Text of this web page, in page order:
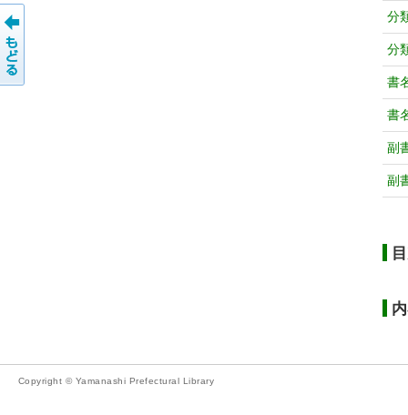
分
分
書
書
副
副
Copyright © Yamanashi Prefectural Library